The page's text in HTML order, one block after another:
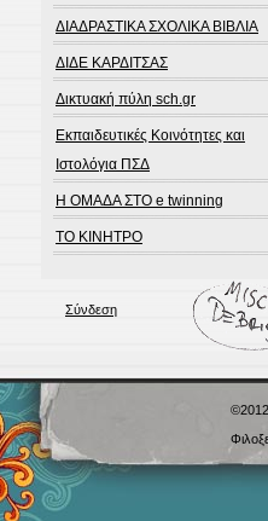
ΔΙΑΔΡΑΣΤΙΚΑ ΣΧΟΛΙΚΑ ΒΙΒΛΙΑ
ΔΙΔΕ ΚΑΡΔΙΤΣΑΣ
Δικτυακή πύλη sch.gr
Εκπαιδευτικές Κοινότητες και
Ιστολόγια ΠΣΔ
Η ΟΜΑΔΑ ΣΤΟ e twinning
ΤΟ ΚΙΝΗΤΡΟ
Σύνδεση
©2012